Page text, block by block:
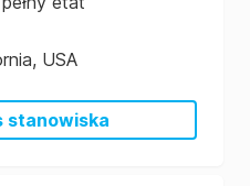
USA
stanowiska